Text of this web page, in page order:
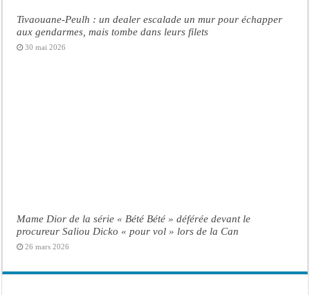
Tivaouane-Peulh : un dealer escalade un mur pour échapper
aux gendarmes, mais tombe dans leurs filets
30 mai 2026
Mame Dior de la série « Bété Bété » déférée devant le
procureur Saliou Dicko « pour vol » lors de la Can
26 mars 2026